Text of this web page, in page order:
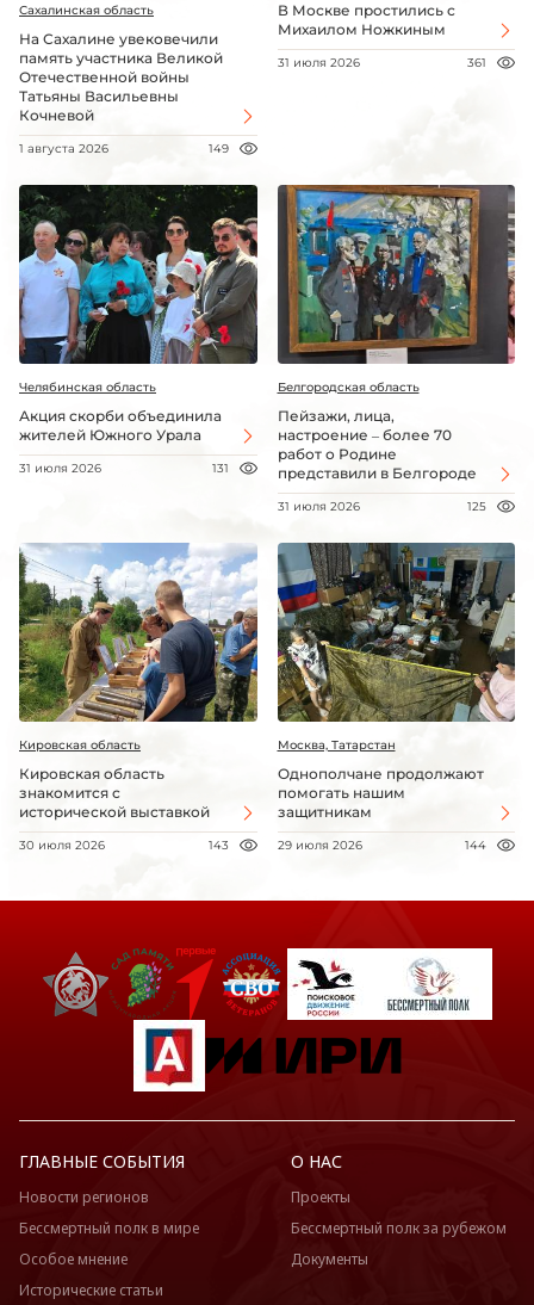
Сахалинская область
На Сахалине увековечили
память участника Великой
Отечественной войны
Татьяны Васильевны
Кочневой
1 августа 2026 149
В Москве простились с
Михаилом Ножкиным
31 июля 2026 361
Челябинская область
Акция скорби объединила
жителей Южного Урала
31 июля 2026 131
Белгородская область
Пейзажи, лица,
настроение – более 70
работ о Родине
представили в Белгороде
31 июля 2026 125
Кировская область
Кировская область
знакомится с
исторической выставкой
30 июля 2026 143
Москва, Татарстан
Однополчане продолжают
помогать нашим
защитникам
29 июля 2026 144
ГЛАВНЫЕ СОБЫТИЯ
Новости регионов
Бессмертный полк в мире
Особое мнение
Исторические статьи
О НАС
Проекты
Бессмертный полк за рубежом
Документы